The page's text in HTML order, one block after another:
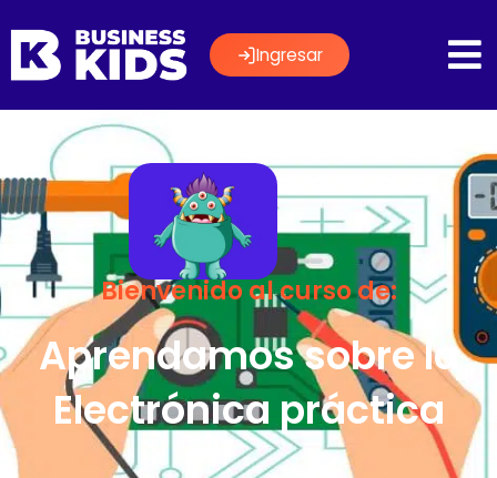
Ingresar
Bienvenido al curso de:
Aprendamos sobre la
Electrónica práctica